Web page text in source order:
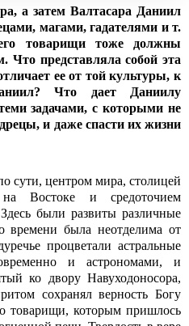
а затем Валтасара Даниил
магами, гадателями и т.
товарищи тоже должны
Что представляла собой эта
ее от той культуры, к
Что дает Даниилу
задачами, с которыми не
и даже спасти их жизни
центром мира, столицей
на Востоке и средоточием
были развиты различные
времени была неотделима от
процветали астральные
и астрономами, и
ко двору Навуходоносора,
сохранял верность Богу
товарищи, которым пришлось